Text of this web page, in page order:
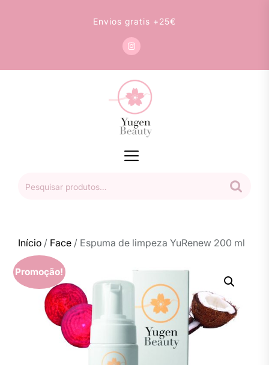
Envios gratis +25€
Beauty
por:
Início / Face / Espuma de limpeza YuRenew 200 ml
Promoção!